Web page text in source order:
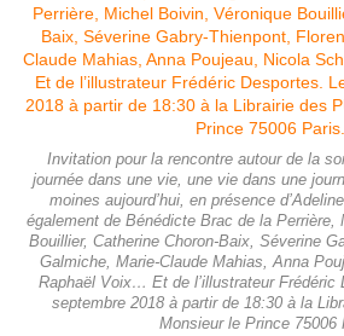
Invitation pour la rencontre autour de la
journée dans une vie, une vie dans une
moines aujourd’hui, en présence
également de Bénédicte Brac de la Perrière,
Bouillier, Catherine Choron-Baix, Séverine
Galmiche, Marie-Claude Mahias, Anna
Raphaël Voix… Et de l’illustrateur Frédéric
septembre 2018 à partir de 18:30 à la
Monsieur le Prince 75006